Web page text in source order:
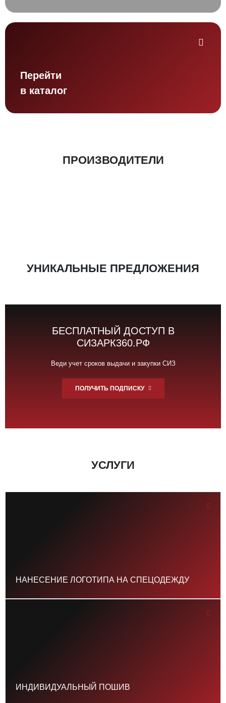
Перейти
в каталог
ПРОИЗВОДИТЕЛИ
УНИКАЛЬНЫЕ ПРЕДЛОЖЕНИЯ
БЕСПЛАТНЫЙ ДОСТУП В
СИЗАРК360.РФ
Веди учет сроков выдачи и закупки СИЗ
ПОЛУЧИТЬ ПОДПИСКУ
УСЛУГИ
НАНЕСЕНИЕ ЛОГОТИПА НА СПЕЦОДЕЖДУ
ИНДИВИДУАЛЬНЫЙ ПОШИВ